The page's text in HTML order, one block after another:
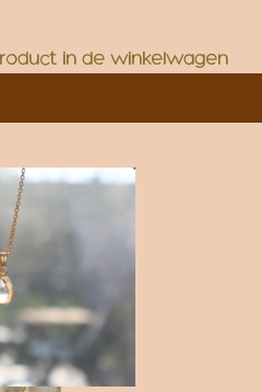
in de winkelwagen